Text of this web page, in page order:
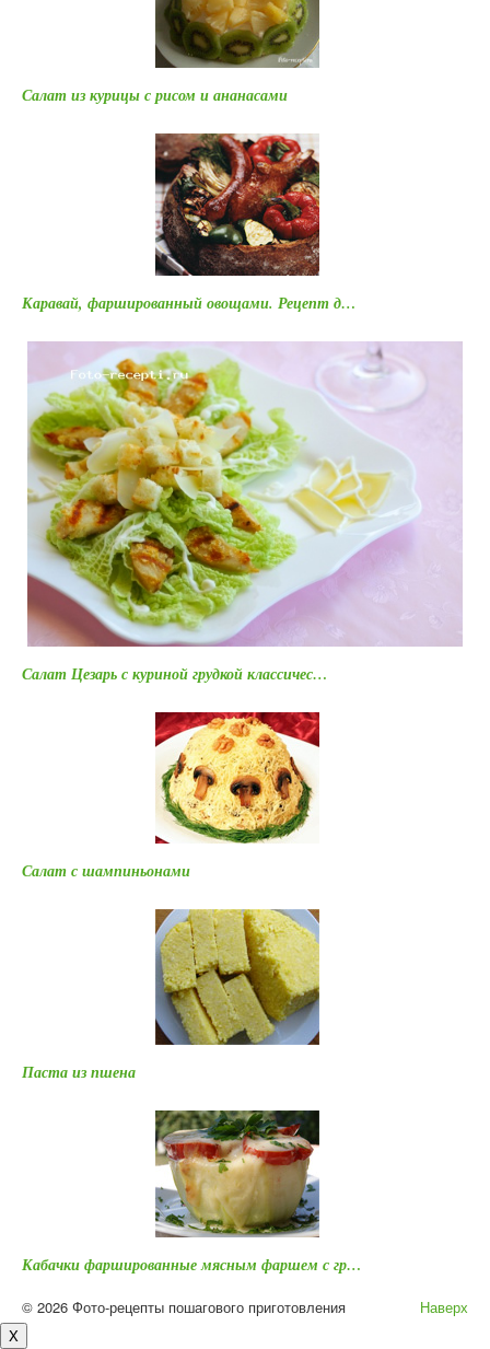
X
Салат из курицы с рисом и ананасами
Каравай, фаршированный овощами. Рецепт д…
Салат Цезарь с куриной грудкой классичес…
Салат с шампиньонами
Паста из пшена
Кабачки фаршированные мясным фаршем с гр…
Наверх
© 2026 Фото-рецепты пошагового приготовления